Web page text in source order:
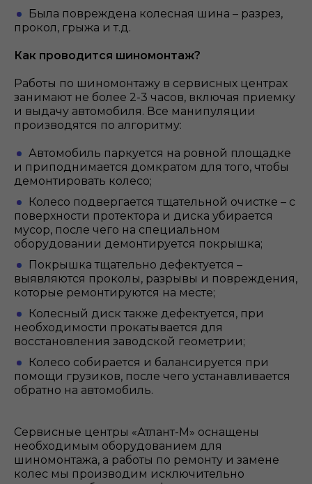
Была повреждена колесная шина – разрез,
прокол, грыжа и т.д.
Как проводится шиномонтаж?
Работы по шиномонтажу в сервисных центрах
занимают не более 2-3 часов, включая приемку
и выдачу автомобиля. Все манипуляции
производятся по алгоритму:
Автомобиль паркуется на ровной площадке
и приподнимается домкратом для того, чтобы
демонтировать колесо;
Колесо подвергается тщательной очистке – с
поверхности протектора и диска убирается
мусор, после чего на специальном
оборудовании демонтируется покрышка;
Покрышка тщательно дефектуется –
выявляются проколы, разрывы и повреждения,
которые ремонтируются на месте;
Колесный диск также дефектуется, при
необходимости прокатывается для
восстановления заводской геометрии;
Колесо собирается и балансируется при
помощи грузиков, после чего устанавливается
обратно на автомобиль.
Сервисные центры «Атлант-М» оснащены
необходимым оборудованием для
шиномонтажа, а работы по ремонту и замене
колес мы производим исключительно